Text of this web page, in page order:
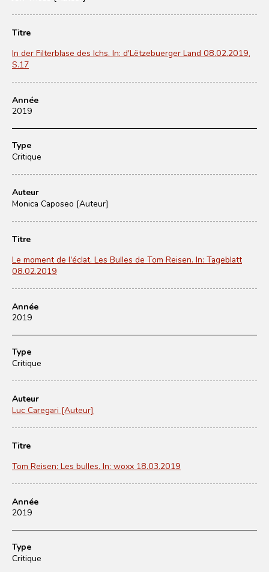
Titre
In der Filterblase des Ichs. In: d'Lëtzebuerger Land 08.02.2019,
S.17
Année
2019
Type
Critique
Auteur
Monica Caposeo [Auteur]
Titre
Le moment de l'éclat. Les Bulles de Tom Reisen. In: Tageblatt
08.02.2019
Année
2019
Type
Critique
Auteur
Luc Caregari [Auteur]
Titre
Tom Reisen: Les bulles. In: woxx 18.03.2019
Année
2019
Type
Critique